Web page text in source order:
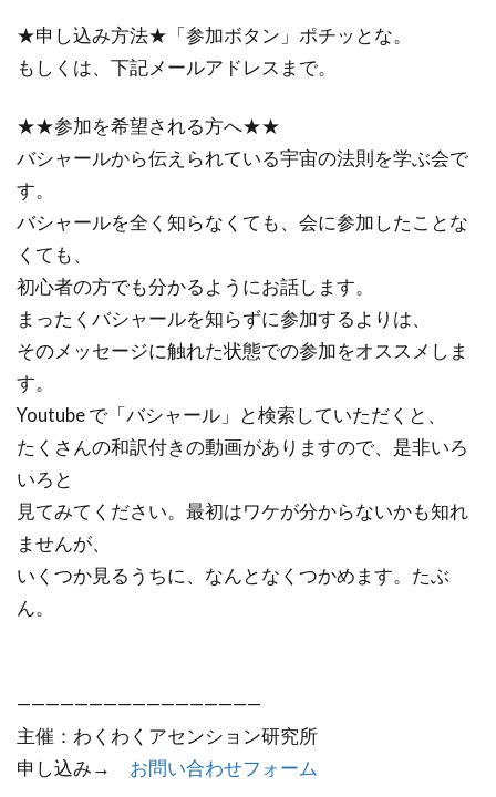
★申し込み方法★「参加ボタン」ポチッとな。
もしくは、下記メールアドレスまで。
★★参加を希望される方へ★★
バシャールから伝えられている宇宙の法則を学ぶ会で
す。
バシャールを全く知らなくても、会に参加したことな
くても、
初心者の方でも分かるようにお話します。
まったくバシャールを知らずに参加するよりは、
そのメッセージに触れた状態での参加をオススメしま
す。
Youtube で「バシャール」と検索していただくと、
たくさんの和訳付きの動画がありますので、是非いろ
いろと
見てみてください。最初はワケが分からないかも知れ
ませんが、
いくつか見るうちに、なんとなくつかめます。たぶ
ん。
—————————————————
主催：わくわくアセンション研究所
申し込み→ お問い合わせフォーム